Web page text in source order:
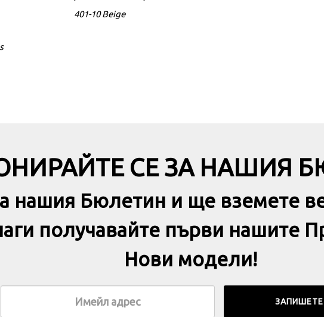
401-10 Beige
СЕ ЗА НАШИЯ
нашия Бюлетин и ще вземете
получавайте първи нашите
Нови модели!